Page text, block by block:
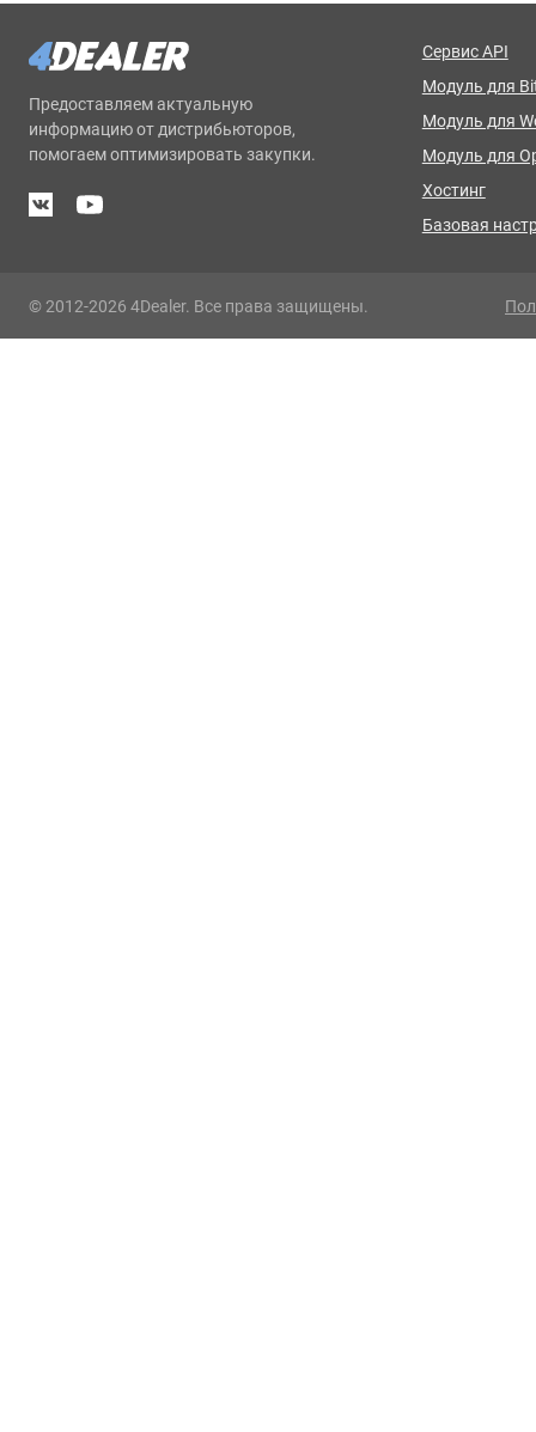
Предоставляем актуальную
информацию от дистрибьюторов,
помогаем оптимизировать закупки.
Сервис API
Модуль для
Модуль для
Модуль для
Хостинг
Базовая
© 2012-2026 4Dealer. Все права защищены.